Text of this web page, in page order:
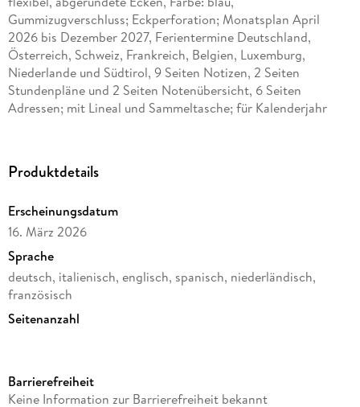
Gummizugverschluss; Eckperforation; Monatsplan April
2026 bis Dezember 2027, Ferientermine Deutschland,
Österreich, Schweiz, Frankreich, Belgien, Luxemburg,
Niederlande und Südtirol, 9 Seiten Notizen, 2 Seiten
Stundenpläne und 2 Seiten Notenübersicht, 6 Seiten
Adressen; mit Lineal und Sammeltasche; für Kalenderjahr
Produktdetails
Erscheinungsdatum
16. März 2026
Sprache
deutsch, italienisch, englisch, spanisch, niederländisch,
französisch
Seitenanzahl
Kalender
Barrierefreiheit
Keine Information zur Barrierefreiheit bekannt